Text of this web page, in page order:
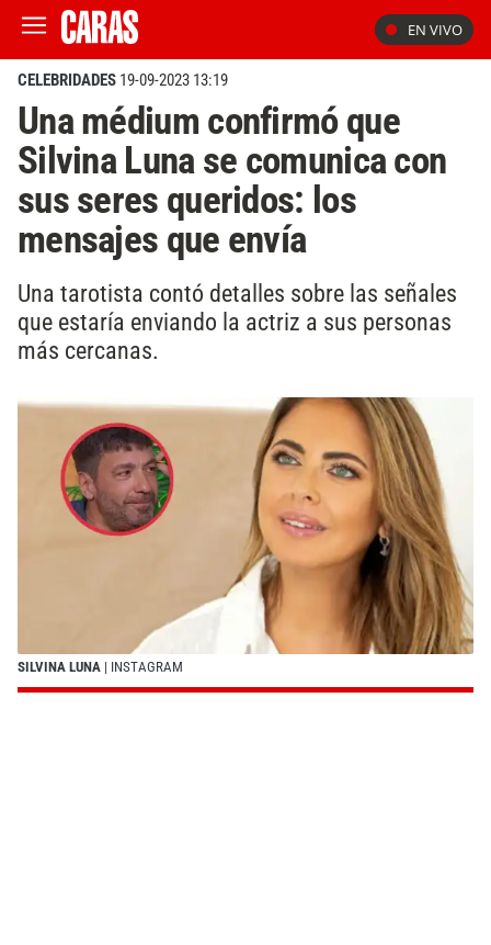
EN VIVO
CELEBRIDADES 19-09-2023 13:19
Una médium confirmó que
Silvina Luna se comunica con
sus seres queridos: los
mensajes que envía
Una tarotista contó detalles sobre las señales
que estaría enviando la actriz a sus personas
más cercanas.
SILVINA LUNA | INSTAGRAM